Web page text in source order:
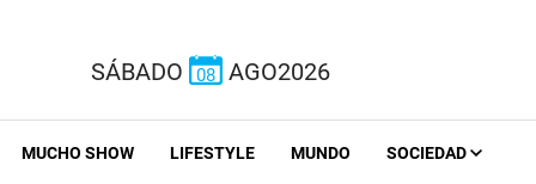
SÁBADO 08 AGO2026
MUCHO SHOW LIFESTYLE MUNDO SOCIEDAD